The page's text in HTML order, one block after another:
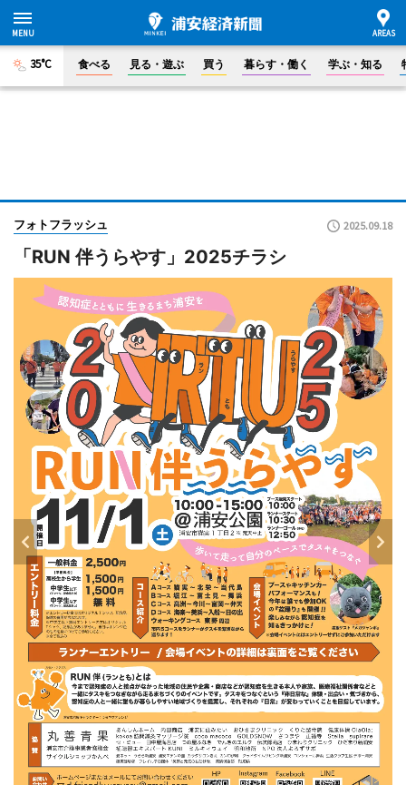
35°C 食べる 見る・遊ぶ 買う 暮らす・働く 学ぶ・知る
フォトフラッシュ 2025.09.18
「RUN 伴うらやす」2025チラシ